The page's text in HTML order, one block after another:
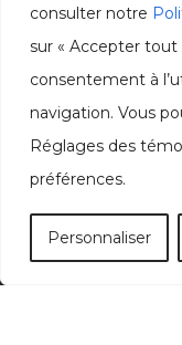
consulter notre
sur « Accepter tout
consentement à
navigation. Vous
Réglages des
préférences.
Personnaliser